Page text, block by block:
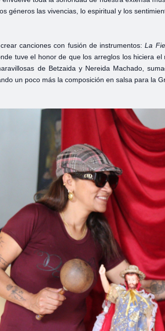
géneros las vivencias, lo espiritual y los
canciones con fusión de instrumentos:La
tuve el honor de que los arreglos los hiciera
de Betzaida y Nereida Machado,
un poco más la composición en salsa para la